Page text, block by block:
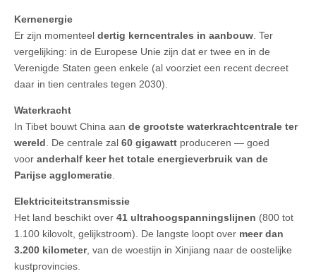
Kernenergie
Er zijn momenteel dertig kerncentrales in aanbouw. Ter
vergelijking: in de Europese Unie zijn dat er twee en in de
Verenigde Staten geen enkele (al voorziet een recent decreet
daar in tien centrales tegen 2030).
Waterkracht
In Tibet bouwt China aan de grootste waterkrachtcentrale ter
wereld. De centrale zal 60 gigawatt produceren — goed
voor anderhalf keer het totale energieverbruik van de
Parijse agglomeratie.
Elektriciteitstransmissie
Het land beschikt over 41 ultrahoogspanningslijnen (800 tot
1.100 kilovolt, gelijkstroom). De langste loopt over meer dan
3.200 kilometer, van de woestijn in Xinjiang naar de oostelijke
kustprovincies.